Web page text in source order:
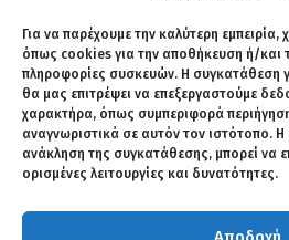
Για να παρέχουμε την καλύτερη εμπειρία,
όπως cookies για την αποθήκευση ή/και
πληροφορίες συσκευών. Η συγκατάθεση
θα μας επιτρέψει να επεξεργαστούμε
χαρακτήρα, όπως συμπεριφορά
αναγνωριστικά σε αυτόν τον ιστότοπο.
ανάκληση της συγκατάθεσης, μπορεί να
ορισμένες λειτουργίες και δυνατότητες.
Όροι Χρήσης
Πολιτική Απορρήτου –
Πολιτική Επιστροφών
Αποστολές
Πληρωμές